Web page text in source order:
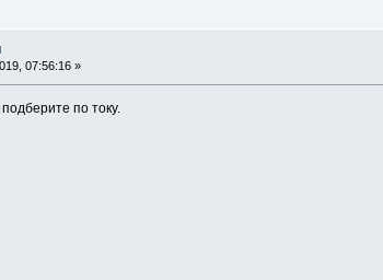
07:56:16 »
по току.